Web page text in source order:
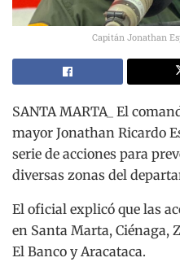
Capitán Jonathan
SANTA MARTA_ El
mayor Jonathan Ricardo
serie de acciones para
diversas zonas del
El oficial explicó que las
en Santa Marta, Ciénaga,
El Banco y Aracataca.